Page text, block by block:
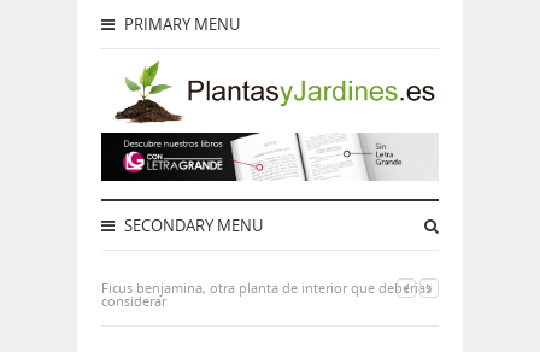
PRIMARY MENU
SECONDARY MENU
Ficus benjamina, otra planta de interior que deberías
considerar